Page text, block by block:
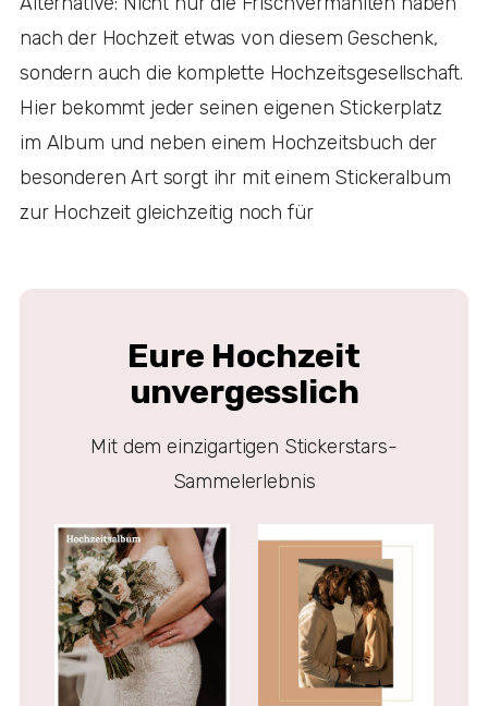
nach der Hochzeit etwas von diesem Geschenk,
sondern auch die komplette Hochzeitsgesellschaft.
Hier bekommt jeder seinen eigenen Stickerplatz
im Album und neben einem Hochzeitsbuch der
besonderen Art sorgt ihr mit einem Stickeralbum
zur Hochzeit gleichzeitig noch für
Eure Hochzeit
unvergesslich
Mit dem einzigartigen Stickerstars-
Sammelerlebnis